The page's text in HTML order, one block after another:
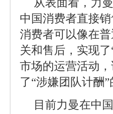
从表面看，力
中国消费者直接
消费者可以像在
关和售后，实现
市场的运营活动
了“涉嫌团队计酬”
目前力曼在中